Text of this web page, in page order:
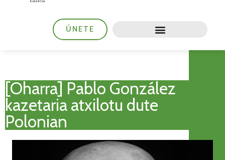
ÚNETE
[Oharra] Pablo González
kazetaria atxilotu dute
Polonian